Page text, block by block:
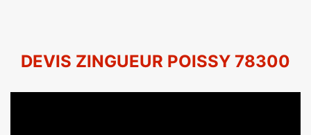
DEVIS ZINGUEUR POISSY 78300